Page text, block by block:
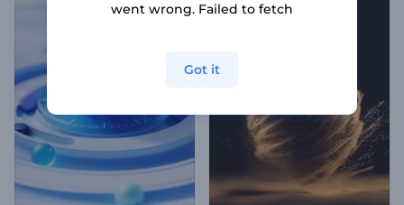
went wrong. Failed to fetch
Got it